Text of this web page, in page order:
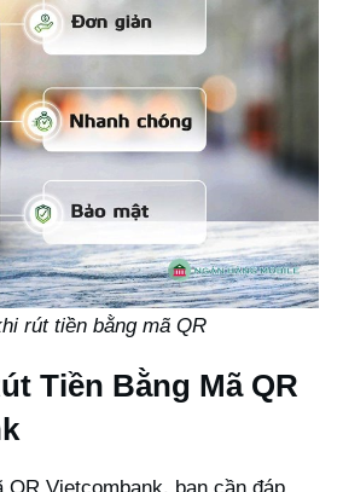
rút tiền bằng mã QR
Tiền Bằng Mã QR